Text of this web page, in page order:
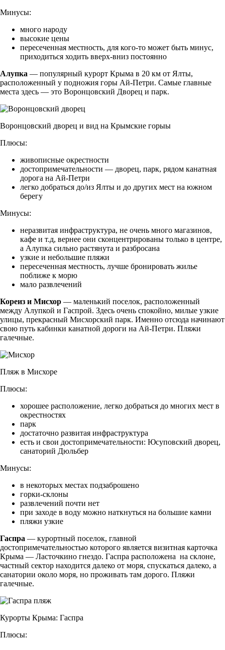
Минусы:
много народу
высокие цены
пересеченная местность, для кого-то может быть минус,
приходиться ходить вверх-вниз постоянно
Алупка — популярный курорт Крыма в 20 км от Ялты,
расположенный у подножия горы Ай-Петри. Самые главные
места здесь — это Воронцовский Дворец и парк.
Воронцовский дворец и вид на Крымские горыы
Плюсы:
живописные окрестности
достопримечательности — дворец, парк, рядом канатная
дорога на Ай-Петри
легко добраться до/из Ялты и до других мест на южном
берегу
Минусы:
неразвитая инфраструктура, не очень много магазинов,
кафе и т.д, вернее они сконцентрированы только в центре,
а Алупка сильно растянута и разбросана
узкие и небольшие пляжи
пересеченная местность, лучше бронировать жилье
поближе к морю
мало развлечений
Кореиз и Мисхор — маленький поселок, расположенный
между Алупкой и Гаспрой. Здесь очень спокойно, милые узкие
улицы, прекрасный Мисхорский парк. Именно отсюда начинают
свою путь кабинки канатной дороги на Ай-Петри. Пляжи
галечные.
Пляж в Мисхоре
Плюсы:
хорошее расположение, легко добраться до многих мест в
окрестностях
парк
достаточно развитая инфраструктура
есть и свои достопримечательности: Юсуповский дворец,
санаторий Дюльбер
Минусы:
в некоторых местах подзаброшено
горки-склоны
развлечений почти нет
при заходе в воду можно наткнуться на большие камни
пляжи узкие
Гаспра — курортный поселок, главной
достопримечательностью которого является визитная карточка
Крыма — Ласточкино гнездо. Гаспра расположена на склоне,
частный сектор находится далеко от моря, спускаться далеко, а
санатории около моря, но проживать там дорого. Пляжи
галечные.
Курорты Крыма: Гаспра
Плюсы: